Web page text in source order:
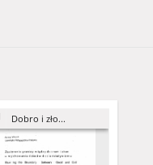
Dobro i zło...